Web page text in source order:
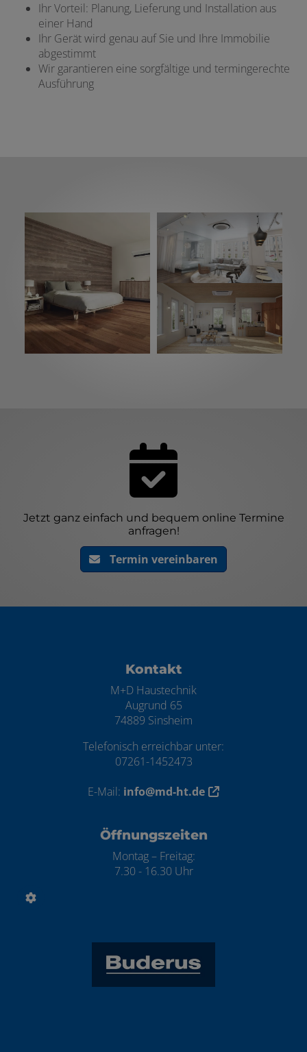
Ihr Vorteil: Planung, Lieferung und Installation aus
einer Hand
Ihr Gerät wird genau auf Sie und Ihre Immobilie
abgestimmt
Wir garantieren eine sorgfältige und termingerechte
Ausführung
Jetzt ganz einfach und bequem online Termine
anfragen!
Termin vereinbaren
Kontakt
M+D Haustechnik
Augrund 65
74889 Sinsheim
Telefonisch erreichbar unter:
07261-1452473
E-Mail: info@md-ht.de
Öffnungszeiten
Montag – Freitag:
7.30 - 16.30 Uhr